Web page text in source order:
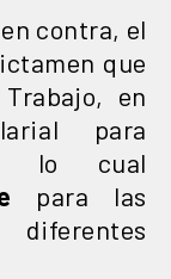
contra, el
que
en
para
lo cual
para las